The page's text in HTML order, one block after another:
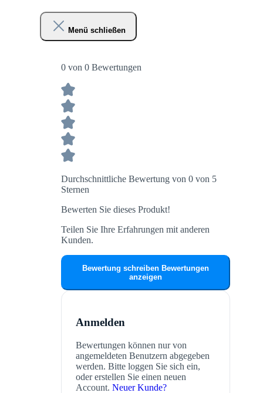
Menü schließen
0 von 0 Bewertungen
Durchschnittliche Bewertung von 0 von 5
Sternen
Bewerten Sie dieses Produkt!
Teilen Sie Ihre Erfahrungen mit anderen
Kunden.
Bewertung schreiben Bewertungen
anzeigen
Anmelden
Bewertungen können nur von
angemeldeten Benutzern abgegeben
werden. Bitte loggen Sie sich ein,
oder erstellen Sie einen neuen
Account. Neuer Kunde?